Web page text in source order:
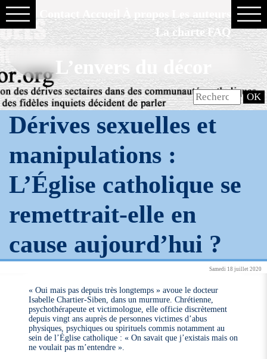
La charte FAQ
L’envers du décor
Dérives sexuelles et
manipulations :
L’Église catholique se
remettrait-elle en
cause aujourd’hui ?
Samedi 18 juillet 2020
« Oui mais pas depuis très longtemps » avoue le docteur
Isabelle Chartier-Siben, dans un murmure. Chrétienne,
psychothérapeute et victimologue, elle officie discrètement
depuis vingt ans auprès de personnes victimes d’abus
physiques, psychiques ou spirituels commis notamment au
sein de l’Église catholique : « On savait que j’existais mais on
ne voulait pas m’entendre ».